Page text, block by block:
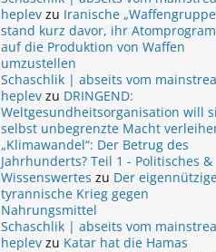
heplev zu Iranische
stand kurz davor, ihr
auf die Produktion von Waffen
umzustellen
Schaschlik | abseits vom
heplev zu DRINGEND:
Weltgesundheitsorganisation will
selbst unbegrenzte Macht
„Klimawandel“: Der Betrug des
Jahrhunderts? Teil 1 - Politisches &
Wissenswertes zu Der
tyrannische Krieg gegen
Nahrungsmittel
Schaschlik | abseits vom
heplev zu Katar hat die Hamas